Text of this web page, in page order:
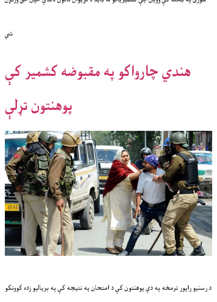
شي
هندي چارواکو په مقبوضه کشمیر کې
پوهنتون تړلې
د رسنیو راپور ترمخه په دې پوهنتون کې د امتحان په نتیجه کې په بریالیو زده کوونکو